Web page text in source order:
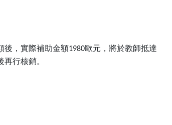
後，實際補助金額1980歐元，將於教師抵達
再行核銷。